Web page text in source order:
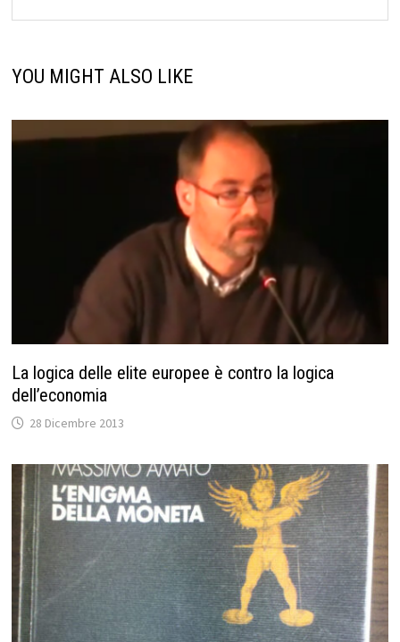
YOU MIGHT ALSO LIKE
La logica delle elite europee è contro la logica
dell’economia
28 Dicembre 2013